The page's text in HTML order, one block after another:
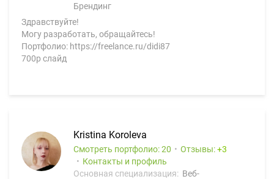
Брендинг
Здравствуйте!
Могу разработать, обращайтесь!
Портфолио: https://freelance.ru/didi87
700р слайд
Kristina Koroleva
Смотреть портфолио: 20 Отзывы:
3
Контакты и профиль
Основная специализация: Веб-